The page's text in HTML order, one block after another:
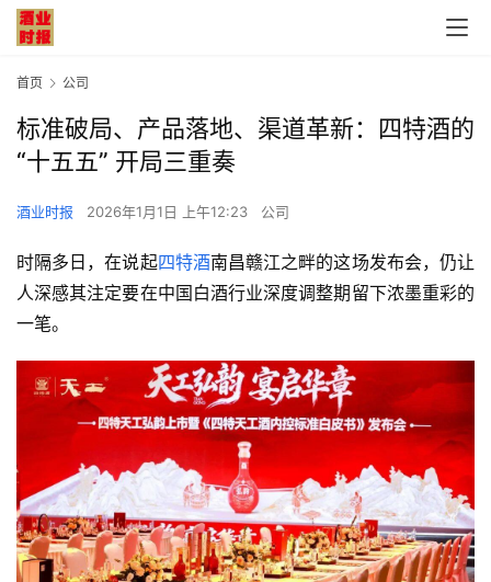
首页 公司
标准破局、产品落地、渠道革新：四特酒的
“十五五” 开局三重奏
酒业时报 2026年1月1日 上午12:23 公司
时隔多日，在说起四特酒南昌赣江之畔的这场发布会，仍让
人深感其注定要在中国白酒行业深度调整期留下浓墨重彩的
一笔。